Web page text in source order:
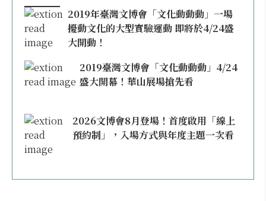
2019年臺灣文博會「文化動動動」一場
擾動文化的大型實驗運動 即將於4/24盛
大開動！
2019臺灣文博會「文化動動動」4/24
盛大開幕！華山展場搶先看
2026文博會8月登場！首度啟用「線上
預約制」，入場方式與年度主題一次看